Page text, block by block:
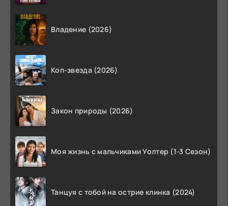
Владение (2026)
Коп-звезда (2026)
Закон природы (2026)
Моя жизнь с мальчиками Уолтер (1-3 Сезон)
Танцуя с тобой на острие клинка (2024)